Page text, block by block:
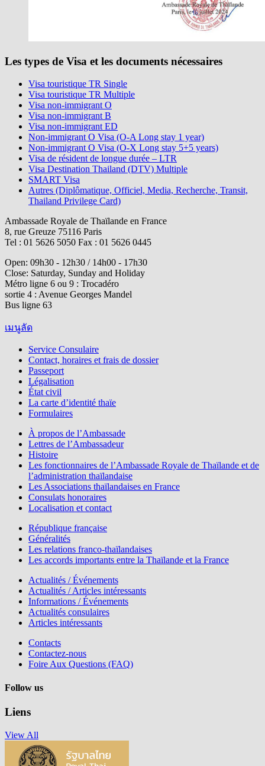
Les types de Visa et les documents nécessaires
Visa touristique TR Single
Visa touristique TR Multiple
Visa non-immigrant O
Visa non-immigrant B
Visa non-immigrant ED
Non-immigrant O Visa (O-A Long stay 1 year)
Non-immigrant O Visa (O-X Long stay 5+5 years)
Visa de résident de longue durée – LTR
Visa Destination Thailand (DTV) Multiple
SMART Visa
Autres (Diplômatique, Officiel, Media, Recherche, Transit,
Thailand Privilege Card)
Ambassade Royale de Thaïlande en France
8, rue Greuze 75116 Paris
Tel : 01 5626 5050 Fax : 01 5626 0445
Open: 09h30 - 12h30 / 14h00 - 17h30
Close: Saturday, Sunday and Holiday
Métro ligne 6 ou 9 : Trocadéro
sortie 4 : Avenue Georges Mandel
Bus ligne 63
เมนูลัด
Service Consulaire
Contact, horaires et frais de dossier
Passeport
Légalisation
État civil
La carte d’identité thaïe
Formulaires
À propos de l’Ambassade
Lettres de l’Ambassadeur
Histoire
Les fonctionnaires de l’Ambassade Royale de Thaïlande et de
l’administration thaïlandaise
Les Associations thaïlandaises en France
Consulats honoraires
Localisation et contact
République française
Généralités
Les relations franco-thaïlandaises
Les accords importants entre la Thaïlande et la France
Actualités / Événements
Actualités / Articles intéressants
Informations / Événements
Actualités consulaires
Articles intéressants
Contacts
Contactez-nous
Foire Aux Questions (FAQ)
Follow us
Liens
View All